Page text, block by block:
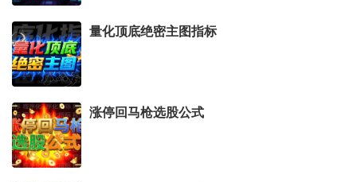
量化顶底绝密主图指标
涨停回马枪选股公式